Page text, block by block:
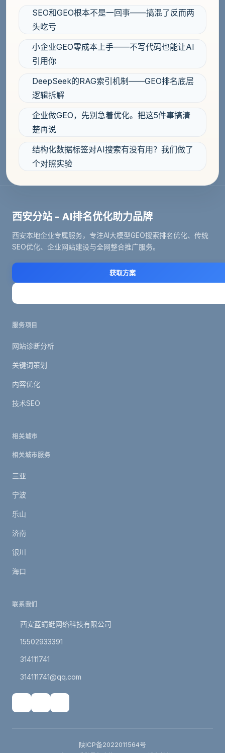
SEO和GEO根本不是一回事——搞混了反而两
头吃亏
小企业GEO零成本上手——不写代码也能让AI
引用你
DeepSeek的RAG索引机制——GEO排名底层
逻辑拆解
企业做GEO，先别急着优化。把这5件事搞清
楚再说
结构化数据标签对AI搜索有没有用？我们做了
个对照实验
西安分站 - AI排名优化助力品牌
西安本地企业专属服务，专注AI大模型GEO搜索排名优化、传统
SEO优化、企业网站建设与全网整合推广服务。
获取方案
服务项目
网站诊断分析
关键词策划
内容优化
技术SEO
相关城市
相关城市服务
三亚
宁波
乐山
济南
银川
海口
联系我们
西安蓝蜻蜓网络科技有限公司
15502933391
314111741
314111741@qq.com
陕ICP备2022011564号